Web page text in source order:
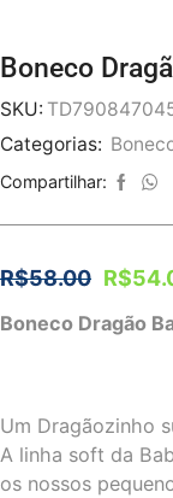
Boneco
SKU:
Categorias:
Compartilhar:
R$58.00 R$
Boneco Dragão
Um Dragãozinho
A linha soft da
os nossos